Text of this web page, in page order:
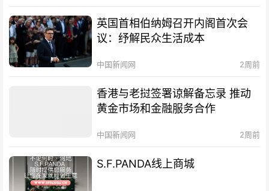
英国首相伯纳姆召开内阁首次会
议：纾解民众生活成本
中国新闻网 2周前
香港与老挝签署谅解备忘录 推动
黄金市场和金融服务合作
中国新闻网 2周前
S.F.PANDA线上商城